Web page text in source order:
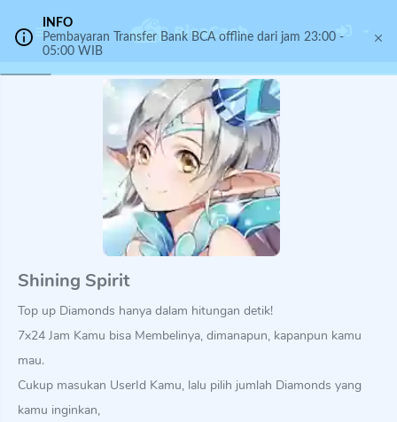
Shining Spirit
Top up Diamonds hanya dalam hitungan detik!
7x24 Jam Kamu bisa Membelinya, dimanapun, kapanpun kamu
mau.
Cukup masukan UserId Kamu, lalu pilih jumlah Diamonds yang
kamu inginkan,
INFO
Pembayaran Transfer Bank BCA offline dari jam 23:00 -
05:00 WIB